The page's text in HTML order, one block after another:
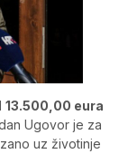
13.500,00 eura
Ugovor je za
uz životinje